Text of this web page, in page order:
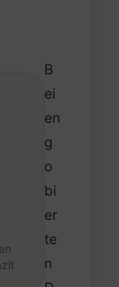
B
ei
en
g
o
bi
er
te
n